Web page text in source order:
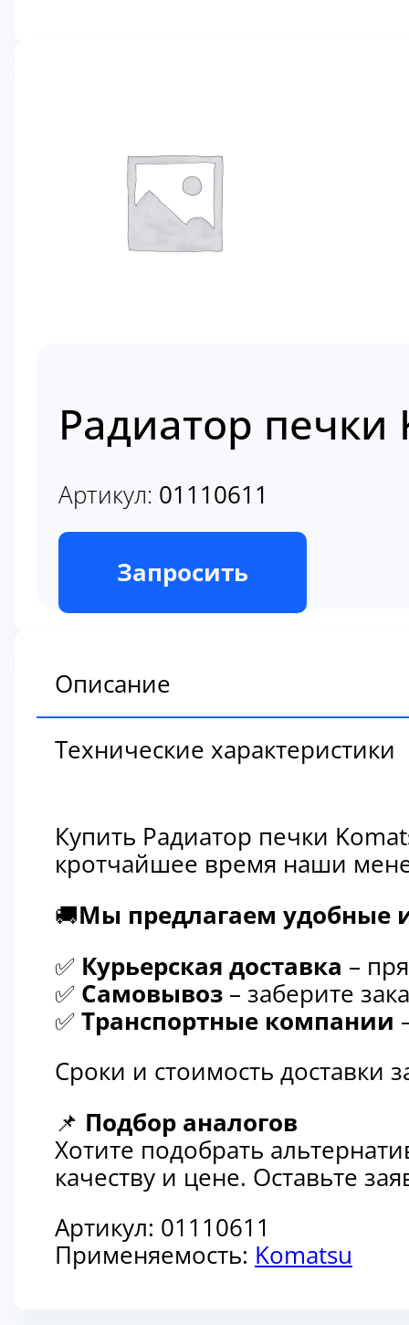
Радиатор печки
Артикул: 01110611
В наличии
Запросить
Описание
Технические характеристики
Купить Радиатор печки
кротчайшее время наши
🚚Мы предлагаем удобные
✅ Курьерская доставка –
✅ Самовывоз – заберите
✅ Транспортные компании
Сроки и стоимость доставки
📌 Подбор аналогов
Хотите подобрать
качеству и цене. Оставьте
Артикул: 01110611
Применяемость: Komatsu